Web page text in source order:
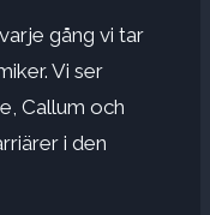
gång vi tar
Vi ser
Callum och
i den